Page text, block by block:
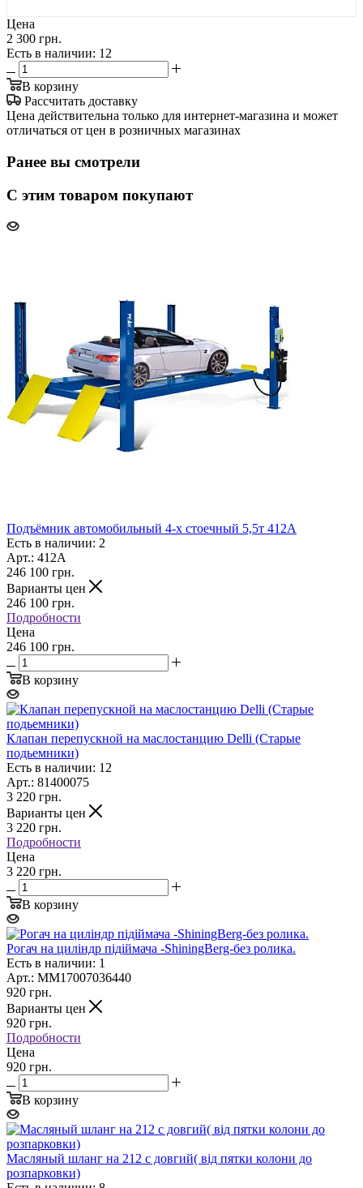
Цена
2 300 грн.
Есть в наличии: 12
В корзину
Рассчитать доставку
Цена действительна только для интернет-магазина и может
отличаться от цен в розничных магазинах
Ранее вы смотрели
С этим товаром покупают
Подъёмник автомобильный 4-х стоечный 5,5т 412А
Есть в наличии: 2
Арт.: 412A
246 100 грн.
Варианты цен
246 100 грн.
Подробности
Цена
246 100 грн.
В корзину
Клапан перепускной на маслостанцию Delli (Старые
подьемники)
Есть в наличии: 12
Арт.: 81400075
3 220 грн.
Варианты цен
3 220 грн.
Подробности
Цена
3 220 грн.
В корзину
Рогач на циліндр підіймача -ShiningBerg-без ролика.
Есть в наличии: 1
Арт.: MM17007036440
920 грн.
Варианты цен
920 грн.
Подробности
Цена
920 грн.
В корзину
Масляный шланг на 212 с довгий( від пятки колони до
розпарковки)